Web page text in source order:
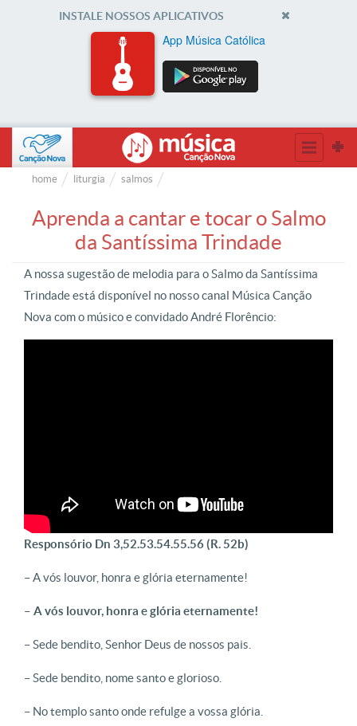
INSTALE NOSSOS APLICATIVOS
App Música Católica
home liturgia salmos
Aprenda a cantar e tocar o Salmo
da Santíssima Trindade
A nossa sugestão de melodia para o Salmo da Santíssima
Trindade está disponível no nosso canal Música Canção
Nova com o músico e convidado André Florêncio:
Responsório Dn 3,52.53.54.55.56 (R. 52b)
– A vós louvor, honra e glória eternamente!
– A vós louvor, honra e glória eternamente!
– Sede bendito, Senhor Deus de nossos pais.
– Sede bendito, nome santo e glorioso.
– No templo santo onde refulge a vossa glória.